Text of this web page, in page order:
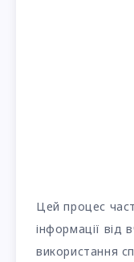
Цей процес
інформації від
використання